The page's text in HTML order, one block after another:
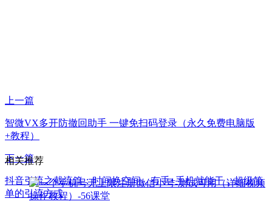
上一篇
智微VX多开防撤回助手 一键免扫码登录（永久免费电脑版
+教程）
下一篇
抖音引流之截流篇：时间换空间，有手+手机就能干，超级简
单的引流方式
相关推荐